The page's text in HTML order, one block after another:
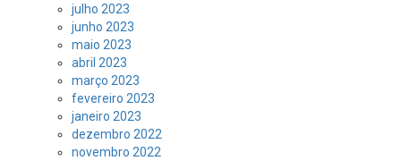
julho 2023
junho 2023
maio 2023
abril 2023
março 2023
fevereiro 2023
janeiro 2023
dezembro 2022
novembro 2022